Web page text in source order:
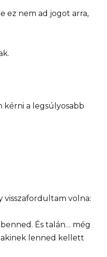
ez nem ad jogot arra,
kérni a legsúlyosabb
visszafordultam volna:
És talán… még
akinek lenned kellett